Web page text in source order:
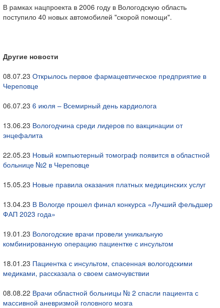
В рамках нацпроекта в 2006 году в Вологодскую область
поступило 40 новых автомобилей "скорой помощи".
Другие новости
08.07.23 Открылось первое фармацевтическое предприятие в
Череповце
06.07.23 6 июля – Всемирный день кардиолога
13.06.23 Вологодчина среди лидеров по вакцинации от
энцефалита
22.05.23 Новый компьютерный томограф появится в областной
больнице №2 в Череповце
15.05.23 Новые правила оказания платных медицинских услуг
13.04.23 В Вологде прошел финал конкурса «Лучший фельдшер
ФАП 2023 года»
19.01.23 Вологодские врачи провели уникальную
комбинированную операцию пациентке с инсультом
18.01.23 Пациентка с инсультом, спасенная вологодскими
медиками, рассказала о своем самочувствии
08.08.22 Врачи областной больницы № 2 спасли пациента с
массивной аневризмой головного мозга